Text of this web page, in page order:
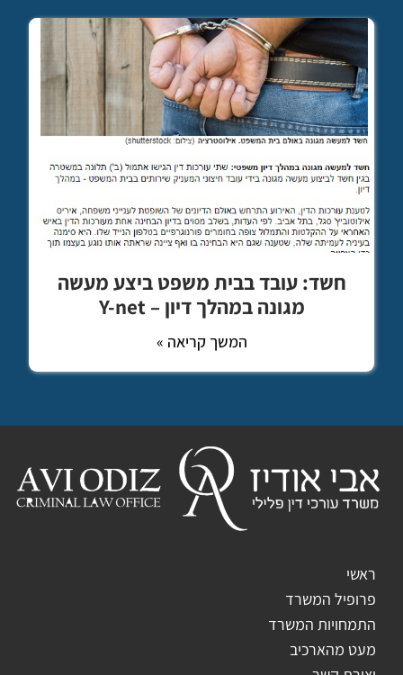
חשד: עובד בבית משפט ביצע מעשה
מגונה במהלך דיון – Y-net
המשך קריאה »
ראשי
פרופיל המשרד
התמחויות המשרד
מעט מהארכיב